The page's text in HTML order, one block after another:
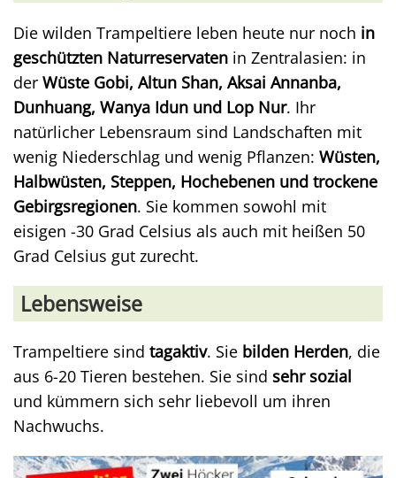
Die wilden Trampeltiere leben heute nur noch in
geschützten Naturreservaten in Zentralasien: in
der Wüste Gobi, Altun Shan, Aksai Annanba,
Dunhuang, Wanya Idun und Lop Nur. Ihr
natürlicher Lebensraum sind Landschaften mit
wenig Niederschlag und wenig Pflanzen: Wüsten,
Halbwüsten, Steppen, Hochebenen und trockene
Gebirgsregionen. Sie kommen sowohl mit
eisigen -30 Grad Celsius als auch mit heißen 50
Grad Celsius gut zurecht.
Lebensweise
Trampeltiere sind tagaktiv. Sie bilden Herden, die
aus 6-20 Tieren bestehen. Sie sind sehr sozial
und kümmern sich sehr liebevoll um ihren
Nachwuchs.